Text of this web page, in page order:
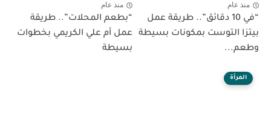
منذ عام
“في 10 دقائق”.. طريقة عمل
بيتزا التوست بمكونات بسيطة
وطعم...
منذ عام
“بطعم المحلات”.. طريقة
عمل أم علي الكريمي بخطوات
بسيطة
المرأة